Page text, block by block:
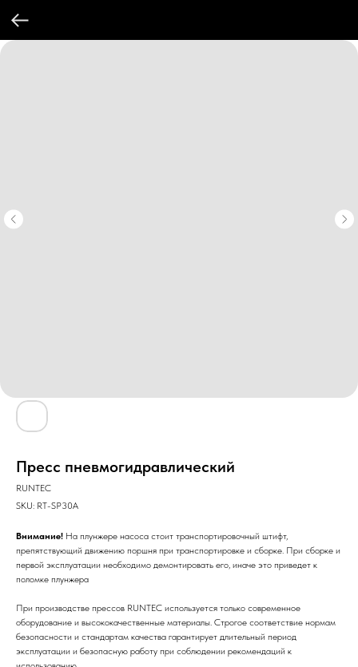
Пресс пневмогидравлический
RUNTEC
SKU: RT-SP30A
Внимание! На плунжере насоса стоит транспортировочный штифт,
препятствующий движению поршня при транспортировке и сборке. При сборке и
первой эксплуатации необходимо демонтировать его, иначе это приведет к
поломке плунжера
При производстве прессов RUNTEC используется только современное
оборудование и высококачественные материалы. Строгое соответствие нормам
безопасности и стандартам качества гарантирует длительный период
эксплуатации и безопасную работу при соблюдении рекомендаций к